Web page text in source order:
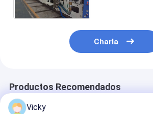
Charla
Productos Recomendados
Vicky